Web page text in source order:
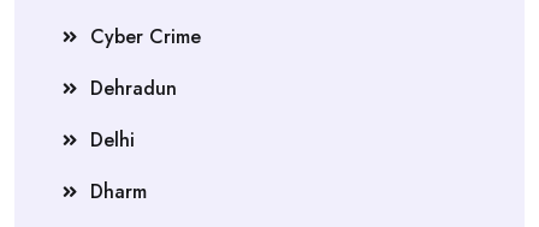
Cyber Crime
Dehradun
Delhi
Dharm